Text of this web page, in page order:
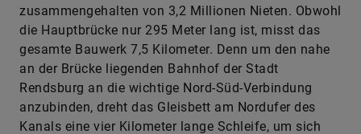
zusammengehalten von 3,2 Millionen Nieten. Obwohl
die Hauptbrücke nur 295 Meter lang ist, misst das
gesamte Bauwerk 7,5 Kilometer. Denn um den nahe
an der Brücke liegenden Bahnhof der Stadt
Rendsburg an die wichtige Nord-Süd-Verbindung
anzubinden, dreht das Gleisbett am Nord­ufer des
Kanals eine vier Kilometer lange Schleife, um sich